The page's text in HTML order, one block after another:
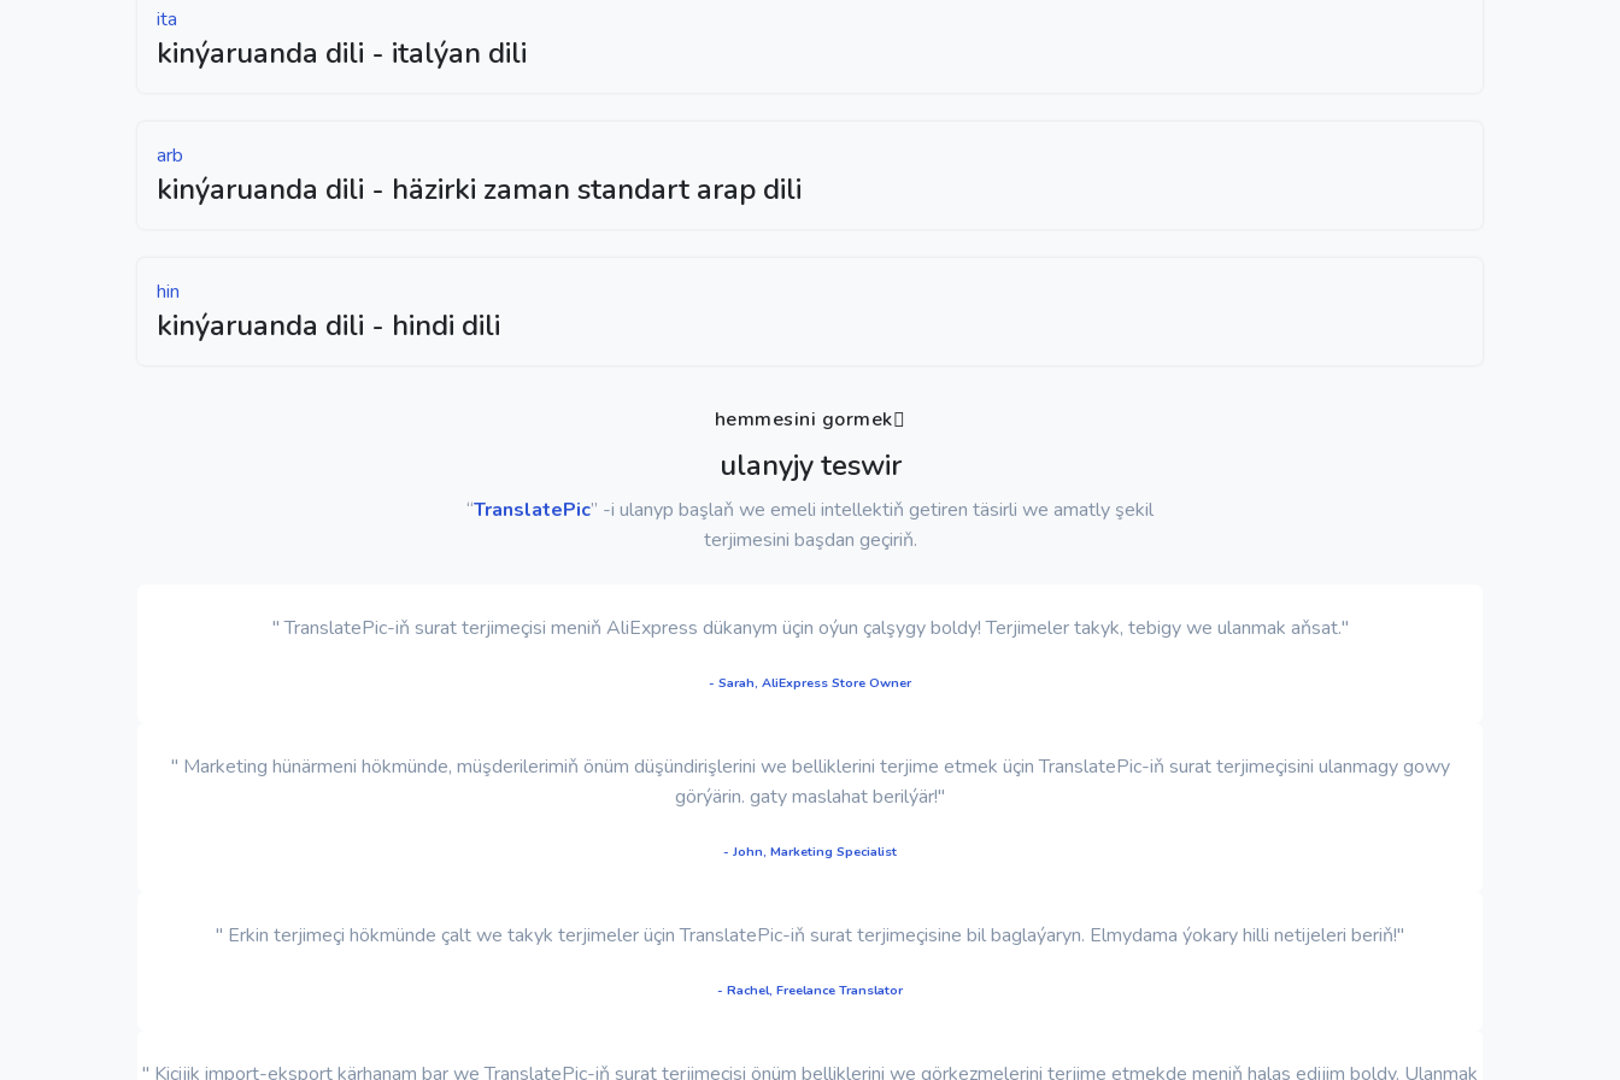
ita
kinýaruanda dili - italýan dili
arb
kinýaruanda dili - häzirki zaman standart arap dili
hin
kinýaruanda dili - hindi dili
hemmesini gormek
ulanyjy teswir
“TranslatePic” -i ulanyp başlaň we emeli intellektiň getiren täsirli we amatly şekil
terjimesini başdan geçiriň.
" TranslatePic-iň surat terjimeçisi meniň AliExpress dükanym üçin oýun çalşygy boldy! Terjimeler takyk, tebigy we ulanmak aňsat."
- Sarah, AliExpress Store Owner
" Marketing hünärmeni hökmünde, müşderilerimiň önüm düşündirişlerini we belliklerini terjime etmek üçin TranslatePic-iň surat terjimeçisini ulanmagy gowy
görýärin. gaty maslahat berilýär!"
- John, Marketing Specialist
" Erkin terjimeçi hökmünde çalt we takyk terjimeler üçin TranslatePic-iň surat terjimeçisine bil baglaýaryn. Elmydama ýokary hilli netijeleri beriň!"
- Rachel, Freelance Translator
" Kiçijik import-eksport kärhanam bar we TranslatePic-iň surat terjimeçisi önüm belliklerini we görkezmelerini terjime etmekde meniň halas edijim boldy. Ulanmak